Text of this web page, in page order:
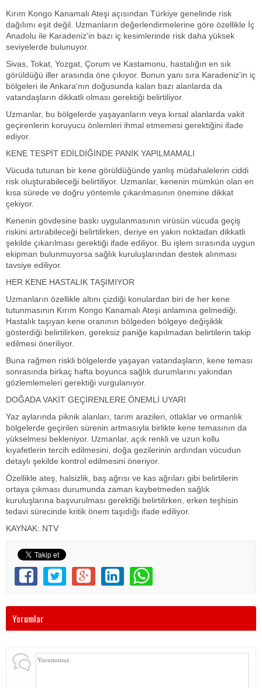
Kırım Kongo Kanamalı Ateşi açısından Türkiye genelinde risk
dağılımı eşit değil. Uzmanların değerlendirmelerine göre özellikle İç
Anadolu ile Karadeniz'in bazı iç kesimlerinde risk daha yüksek
seviyelerde bulunuyor.
Sivas, Tokat, Yozgat, Çorum ve Kastamonu, hastalığın en sık
görüldüğü iller arasında öne çıkıyor. Bunun yanı sıra Karadeniz'in iç
bölgeleri ile Ankara'nın doğusunda kalan bazı alanlarda da
vatandaşların dikkatli olması gerektiği belirtiliyor.
Uzmanlar, bu bölgelerde yaşayanların veya kırsal alanlarda vakit
geçirenlerin koruyucu önlemleri ihmal etmemesi gerektiğini ifade
ediyor.
KENE TESPİT EDİLDİĞİNDE PANİK YAPILMAMALI
Vücuda tutunan bir kene görüldüğünde yanlış müdahalelerin ciddi
risk oluşturabileceği belirtiliyor. Uzmanlar, kenenin mümkün olan en
kısa sürede ve doğru yöntemle çıkarılmasının önemine dikkat
çekiyor.
Kenenin gövdesine baskı uygulanmasının virüsün vücuda geçiş
riskini artırabileceği belirtilirken, deriye en yakın noktadan dikkatli
şekilde çıkarılması gerektiği ifade ediliyor. Bu işlem sırasında uygun
ekipman bulunmuyorsa sağlık kuruluşlarından destek alınması
tavsiye ediliyor.
HER KENE HASTALIK TAŞIMIYOR
Uzmanların özellikle altını çizdiği konulardan biri de her kene
tutunmasının Kırım Kongo Kanamalı Ateşi anlamına gelmediği.
Hastalık taşıyan kene oranının bölgeden bölgeye değişiklik
gösterdiği belirtilirken, gereksiz paniğe kapılmadan belirtilerin takip
edilmesi öneriliyor.
Buna rağmen riskli bölgelerde yaşayan vatandaşların, kene teması
sonrasında birkaç hafta boyunca sağlık durumlarını yakından
gözlemlemeleri gerektiği vurgulanıyor.
DOĞADA VAKİT GEÇİRENLERE ÖNEMLİ UYARI
Yaz aylarında piknik alanları, tarım arazileri, otlaklar ve ormanlık
bölgelerde geçirilen sürenin artmasıyla birlikte kene temasının da
yükselmesi bekleniyor. Uzmanlar, açık renkli ve uzun kollu
kıyafetlerin tercih edilmesini, doğa gezilerinin ardından vücudun
detaylı şekilde kontrol edilmesini öneriyor.
Özellikle ateş, halsizlik, baş ağrısı ve kas ağrıları gibi belirtilerin
ortaya çıkması durumunda zaman kaybetmeden sağlık
kuruluşlarına başvurulması gerektiği belirtilirken, erken teşhisin
tedavi sürecinde kritik önem taşıdığı ifade ediliyor.
KAYNAK: NTV
Yorumlar